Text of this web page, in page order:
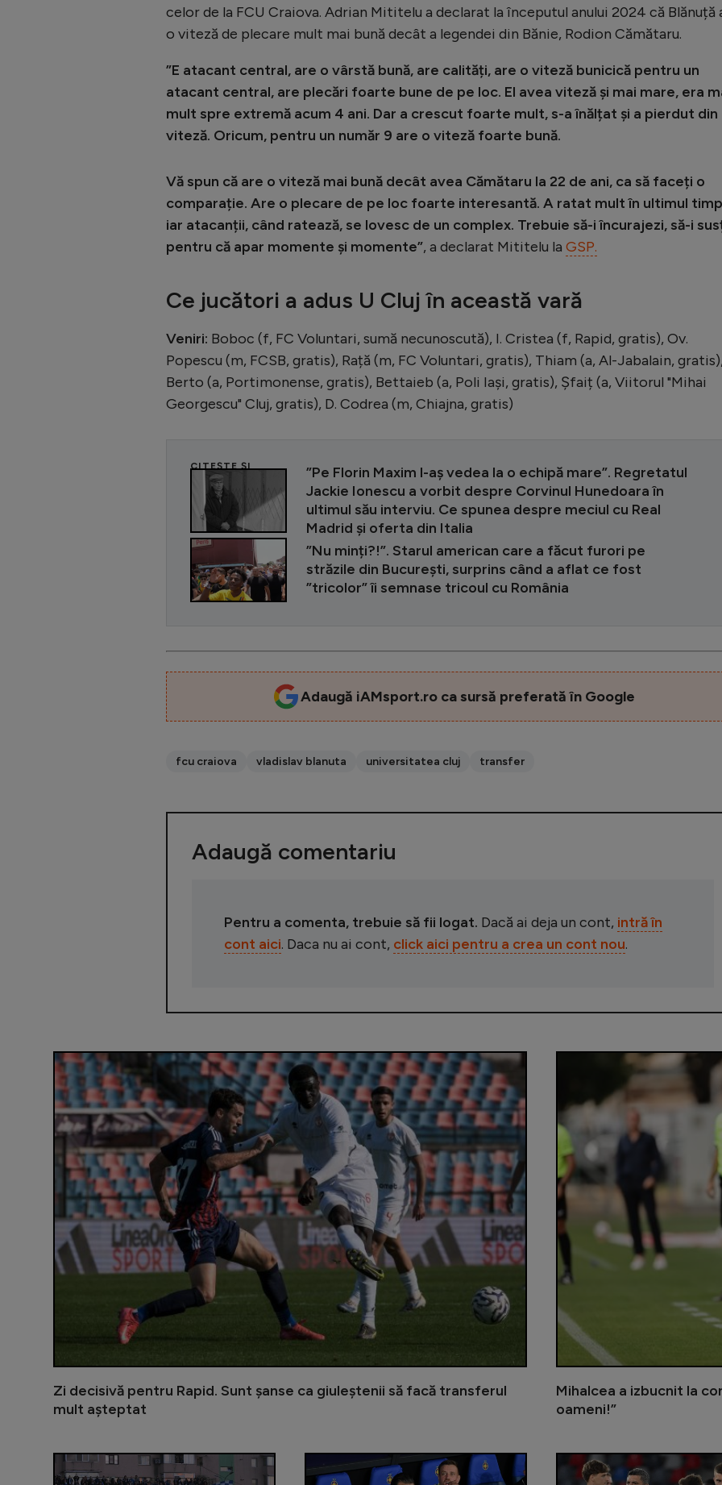
celor de la FCU Craiova. Adrian Mititelu a declarat la începutul anului 2024 că Blănuță
o viteză de plecare mult mai bună decât a legendei din Bănie, Rodion Cămătaru.
”E atacant central, are o vârstă bună, are calități, are o viteză bunicică pentru un
atacant central, are plecări foarte bune de pe loc. El avea viteză și mai mare, era
mult spre extremă acum 4 ani. Dar a crescut foarte mult, s-a înălțat și a pierdut din
viteză. Oricum, pentru un număr 9 are o viteză foarte bună.
Vă spun că are o viteză mai bună decât avea Cămătaru la 22 de ani, ca să faceți o
comparație. Are o plecare de pe loc foarte interesantă. A ratat mult în ultimul
iar atacanții, când ratează, se lovesc de un complex. Trebuie să-i încurajezi, să-i
pentru că apar momente și momente”, a declarat Mititelu la GSP.
Ce jucători a adus U Cluj în această vară
Veniri: Boboc (f, FC Voluntari, sumă necunoscută), I. Cristea (f, Rapid, gratis), Ov.
Popescu (m, FCSB, gratis), Rață (m, FC Voluntari, gratis), Thiam (a, Al-Jabalain,
Berto (a, Portimonense, gratis), Bettaieb (a, Poli Iași, gratis), Șfaiț (a, Viitorul "Mihai
Georgescu" Cluj, gratis), D. Codrea (m, Chiajna, gratis)
CITEȘTE ȘI
”Pe Florin Maxim l-aș vedea la o echipă mare”. Regretatul
Jackie Ionescu a vorbit despre Corvinul Hunedoara în
ultimul său interviu. Ce spunea despre meciul cu Real
Madrid și oferta din Italia
”Nu minți?!”. Starul american care a făcut furori pe
străzile din București, surprins când a aflat ce fost
”tricolor” îi semnase tricoul cu România
Adaugă iAMsport.ro ca sursă preferată în Google
fcu craiova vladislav blanuta universitatea cluj transfer
Adaugă comentariu
Pentru a comenta, trebuie să fii logat. Dacă ai deja un cont, intră în
cont aici. Daca nu ai cont, click aici pentru a crea un cont nou.
Zi decisivă pentru Rapid. Sunt șanse ca giuleștenii să facă transferul
mult așteptat
Mihalcea a izbucnit la
oameni!”
A plecat după doar o lună de la